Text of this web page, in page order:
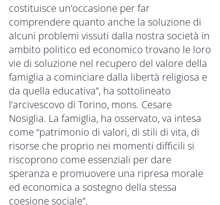
costituisce un’occasione per far
comprendere quanto anche la soluzione di
alcuni problemi vissuti dalla nostra società in
ambito politico ed economico trovano le loro
vie di soluzione nel recupero del valore della
famiglia a cominciare dalla libertà religiosa e
da quella educativa”, ha sottolineato
l’arcivescovo di Torino, mons. Cesare
Nosiglia. La famiglia, ha osservato, va intesa
come “patrimonio di valori, di stili di vita, di
risorse che proprio nei momenti difficili si
riscoprono come essenziali per dare
speranza e promuovere una ripresa morale
ed economica a sostegno della stessa
coesione sociale”.